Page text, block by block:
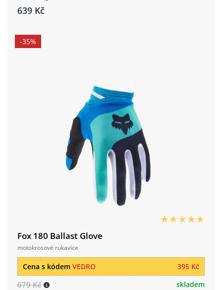
639 Kč
-35%
Fox 180 Ballast Glove
motokrosové rukavice
395 Kč
Cena s kódem VEDRO
679 Kč skladem